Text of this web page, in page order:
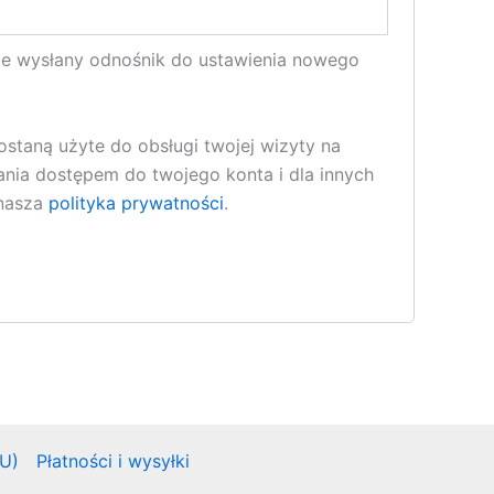
wysłany odnośnik do ustawienia nowego
użyte do obsługi twojej wizyty na
dostępem do twojego konta i dla innych
polityka prywatności.
Płatności i wysyłki